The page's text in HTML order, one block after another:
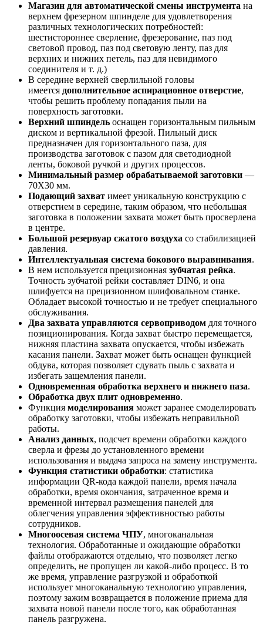
Магазин для автоматической смены инструмента на
верхнем фрезерном шпинделе для удовлетворения
различных технологических потребностей:
шестистороннее сверление, фрезерование, паз под
световой провод, паз под световую ленту, паз для
верхних и нижних петель, паз для невидимого
соединителя и т. д.)
В середине верхней сверлильной головы
имеется дополнительное аспирационное отверстие,
чтобы решить проблему попадания пыли на
поверхность заготовки.
Верхний шпиндель оснащен горизонтальным пильным
диском и вертикальной фрезой. Пильный диск
предназначен для горизонтального паза, для
производства заготовок с пазом для светодиодной
ленты, боковой ручкой и других процессов.
Минимальный размер обрабатываемой заготовки —
70X30 мм.
Подающий захват имеет уникальную конструкцию с
отверстием в середине, таким образом, что небольшая
заготовка в положении захвата может быть просверлена
в центре.
Большой резервуар сжатого воздуха со стабилизацией
давления.
Интеллектуальная система бокового выравнивания.
В нем используется прецизионная зубчатая рейка.
Точность зубчатой рейки составляет DIN6, и она
шлифуется на прецизионном шлифовальном станке.
Обладает высокой точностью и не требует специального
обслуживания.
Два захвата управляются сервоприводом для точного
позиционирования. Когда захват быстро перемещается,
нижняя пластина захвата опускается, чтобы избежать
касания панели. Захват может быть оснащен функцией
обдува, которая позволяет сдувать пыль с захвата и
избегать защемления панели.
Одновременная обработка верхнего и нижнего паза.
Обработка двух плит одновременно.
Функция моделирования может заранее смоделировать
обработку заготовки, чтобы избежать неправильной
работы.
Анализ данных, подсчет времени обработки каждого
сверла и фрезы до установленного времени
использования и выдача запроса на замену инструмента.
Функция статистики обработки: статистика
информации QR-кода каждой панели, время начала
обработки, время окончания, затраченное время и
временной интервал размещения панелей для
облегчения управления эффективностью работы
сотрудников.
Многоосевая система ЧПУ, многоканальная
технология. Обработанные и ожидающие обработки
файлы отображаются отдельно, что позволяет легко
определить, не пропущен ли какой-либо процесс. В то
же время, управление разгрузкой и обработкой
использует многоканальную технологию управления,
поэтому зажим возвращается в положение приема для
захвата новой панели после того, как обработанная
панель разгружена.